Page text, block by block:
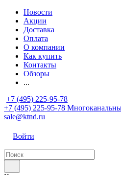
Новости
Акции
Доставка
Оплата
О компании
Как купить
Контакты
Обзоры
...
+7 (495) 225-95-78
+7 (495) 225-95-78
sale@ktnd.ru
Войти